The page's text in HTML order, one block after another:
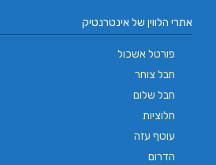
אתרי הלווין של אינטרנטיק
פורטל אשכול
חבל צוחר
חבל שלום
חלוציות
עוטף עזה
הדרום